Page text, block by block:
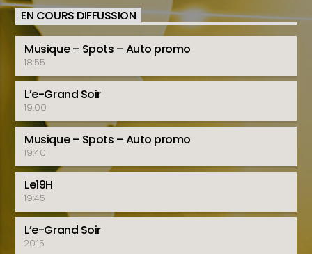
EN COURS DIFFUSSION
Musique – Spots – Auto promo
18:55
L’e-Grand Soir
19:00
Musique – Spots – Auto promo
19:40
Le19H
19:45
L’e-Grand Soir
20:15